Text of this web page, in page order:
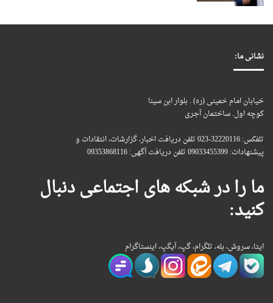
نشانی ما:
خیابان امام خمینی (ره) . بلوار ابن سینا
کوچه اول. ساختمان آجری
تلفکس: 32220116-023 تلفن دریافت اخبار، گزارشات، انتقادات و
پیشنهادات: 09033455399 تلفن دریافت آگهی: 09353868116
ما را در شبکه های اجتماعی دنبال
کنید:
ایتا، سروش، بله، تلگرام، گپ، آیگپ، اینستاگرام